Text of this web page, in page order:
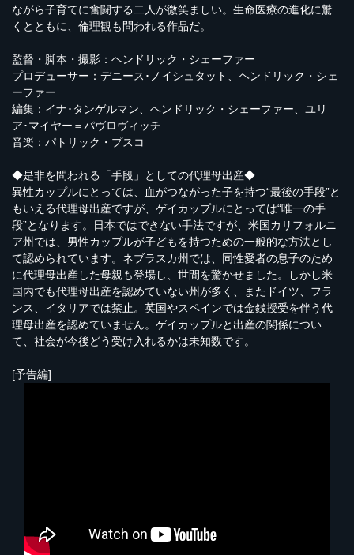
ながら子育てに奮闘する二人が微笑ましい。生命医療の進化に驚
くとともに、倫理観も問われる作品だ。
監督・脚本・撮影：ヘンドリック・シェーファー
プロデューサー：デニース･ノイシュタット、ヘンドリック・シェ
ーファー
編集：イナ･タンゲルマン、ヘンドリック・シェーファー、ユリ
ア･マイヤー＝パヴロヴィッチ
音楽：パトリック・プスコ
◆是非を問われる「手段」としての代理母出産◆
異性カップルにとっては、血がつながった子を持つ“最後の手段”と
もいえる代理母出産ですが、ゲイカップルにとっては“唯一の手
段”となります。日本ではできない手法ですが、米国カリフォルニ
ア州では、男性カップルが子どもを持つための一般的な方法とし
て認められています。ネブラスカ州では、同性愛者の息子のため
に代理母出産した母親も登場し、世間を驚かせました。しかし米
国内でも代理母出産を認めていない州が多く、またドイツ、フラ
ンス、イタリアでは禁止。英国やスペインでは金銭授受を伴う代
理母出産を認めていません。ゲイカップルと出産の関係につい
て、社会が今後どう受け入れるかは未知数です。
[予告編]